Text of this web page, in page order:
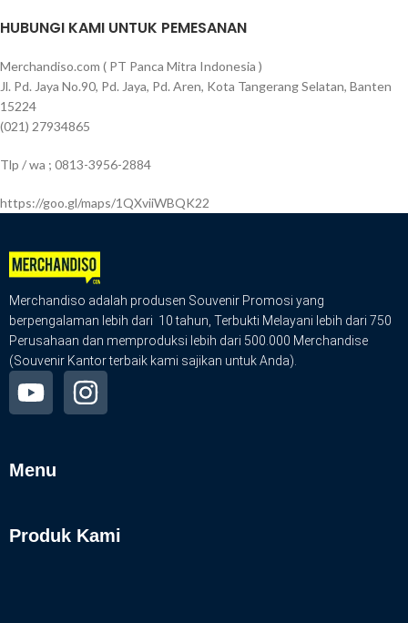
HUBUNGI KAMI UNTUK PEMESANAN
Merchandiso.com ( PT Panca Mitra Indonesia )
Jl. Pd. Jaya No.90, Pd. Jaya, Pd. Aren, Kota Tangerang Selatan, Banten
15224
(021) 27934865
Tlp / wa ; 0813-3956-2884
https://goo.gl/maps/1QXviiWBQK22
Merchandiso adalah produsen Souvenir Promosi yang
berpengalaman lebih dari 10 tahun, Terbukti Melayani lebih dari 750
Perusahaan dan memproduksi lebih dari 500.000 Merchandise
(Souvenir Kantor terbaik kami sajikan untuk Anda).
Menu
Produk Kami